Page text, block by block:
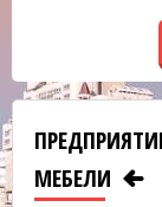
МЕБЕЛИ